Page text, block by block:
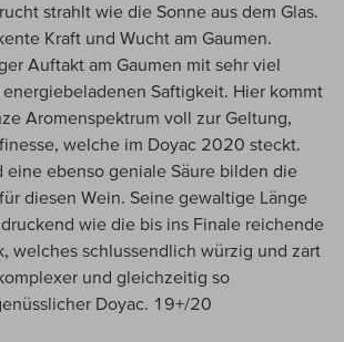
strahlt wie die Sonne aus dem Glas.
Kraft und Wucht am Gaumen.
Auftakt am Gaumen mit sehr viel
Saftigkeit. Hier kommt
Aromenspektrum voll zur Geltung,
welche im Doyac 2020 steckt.
eine ebenso geniale Säure bilden die
diesen Wein. Seine gewaltige Länge
wie die bis ins Finale reichende
welches schlussendlich würzig und zart
und gleichzeitig so
Doyac. 19+/20